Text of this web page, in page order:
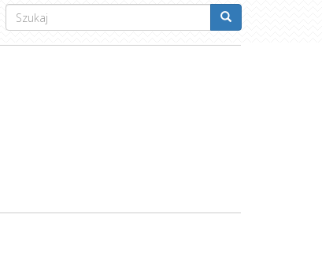
Formularz
wyszukiwania
Szukaj